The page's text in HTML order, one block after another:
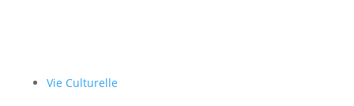
Vie Culturelle